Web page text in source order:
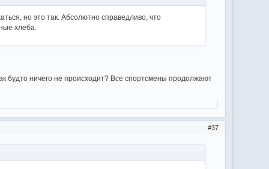
но это так. Абсолютно справедливо, что
хлеба.
будто ничего не происходит? Все спортсмены продолжают
37